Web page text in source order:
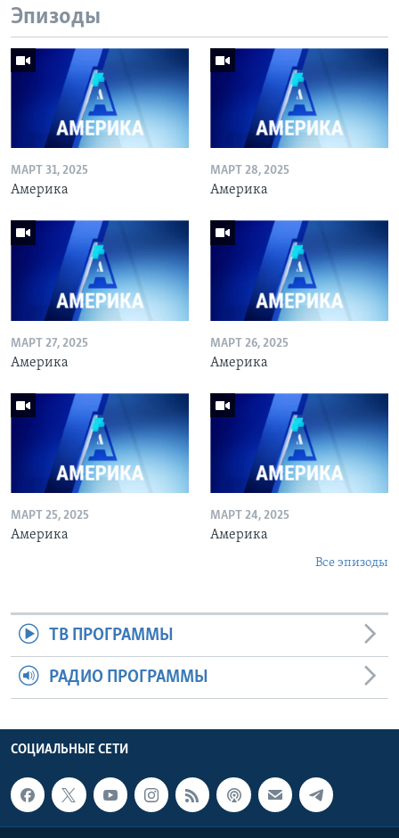
Эпизоды
МАРТ 31, 2025
Америка
МАРТ 28, 2025
Америка
МАРТ 27, 2025
Америка
МАРТ 26, 2025
Америка
МАРТ 25, 2025
Америка
МАРТ 24, 2025
Америка
Все эпизоды
ТВ ПРОГРАММЫ
РАДИО ПРОГРАММЫ
СОЦИАЛЬНЫЕ СЕТИ